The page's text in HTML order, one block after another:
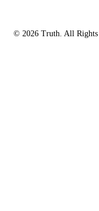
© 2026 Truth. All Rights